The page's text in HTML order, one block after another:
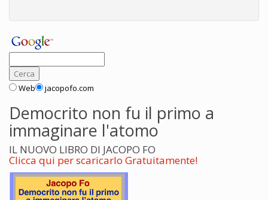
Web jacopofo.com
Democrito non fu il primo a
immaginare l'atomo
IL NUOVO LIBRO DI JACOPO FO
Clicca qui per scaricarlo Gratuitamente!